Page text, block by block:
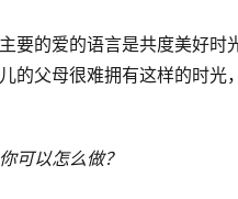
要的爱的语言是共度美好
的父母很难拥有这样的时
可以怎么做？